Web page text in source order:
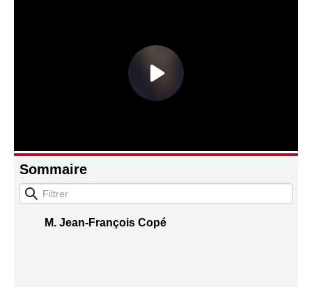
Autres
Sommaire
M. Jean-François Copé